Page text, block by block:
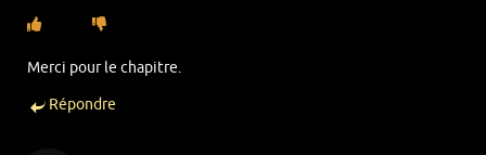
Merci pour le chapitre.
Répondre